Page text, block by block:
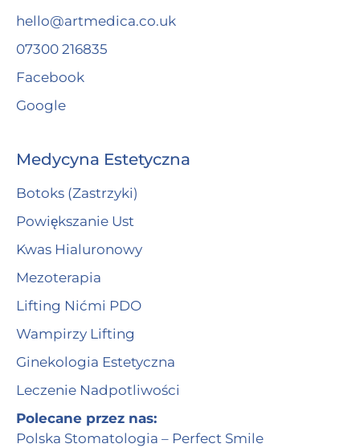
hello@artmedica.co.uk
07300 216835
Facebook
Google
Medycyna Estetyczna
Botoks (Zastrzyki)
Powiększanie Ust
Kwas Hialuronowy
Mezoterapia
Lifting Nićmi PDO
Wampirzy Lifting
Ginekologia Estetyczna
Leczenie Nadpotliwości
Polecane przez nas:
Polska Stomatologia – Perfect Smile